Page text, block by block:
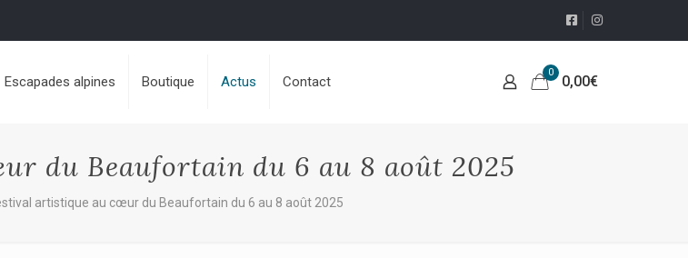
Escapades alpines Boutique Actus Contact
0
0,00€
du Beaufortain du 6 au 8 août 2025
artistique au cœur du Beaufortain du 6 au 8 août 2025